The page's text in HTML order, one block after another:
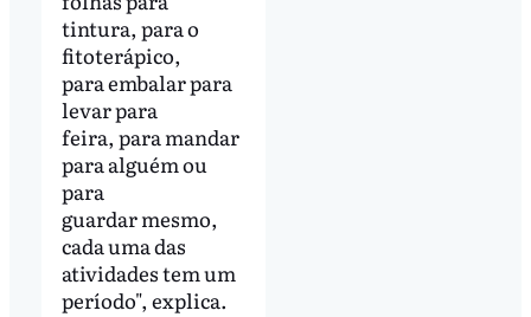
tintura, para o
fitoterápico,
para embalar para
levar para
feira, para mandar
para alguém ou
para
guardar mesmo,
cada uma das
atividades tem um
período", explica.